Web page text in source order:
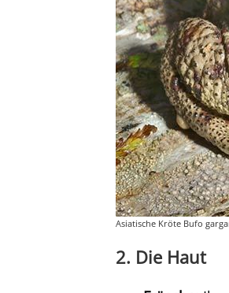
Asiatische Kröte Bufo
2. Die Haut